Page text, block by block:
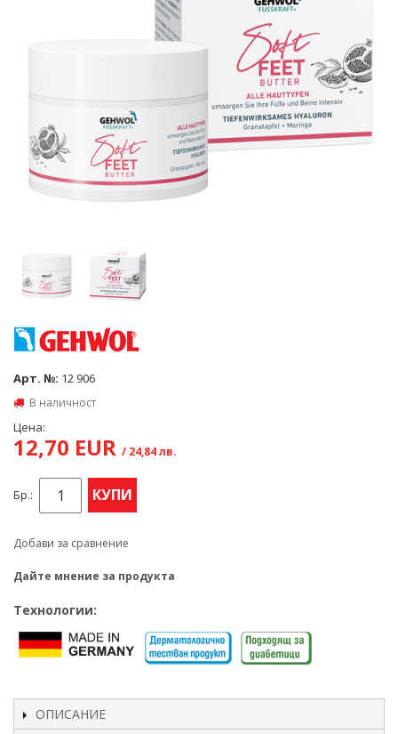
Арт. №: 12 906
В наличност
Цена:
12,70 EUR / 24,84 лв.
Бр.: КУПИ
Добави за сравнение
Дайте мнение за продукта
Технологии:
ОПИСАНИЕ